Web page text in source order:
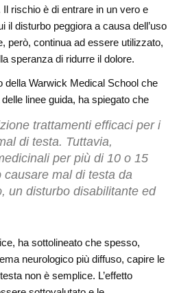
rischio è di entrare in un vero e
il disturbo peggiora a causa dell’uso
però, continua ad essere utilizzato,
speranza di ridurre il dolore.
della Warwick Medical School che
linee guida, ha spiegato che
trattamenti efficaci per i
di testa. Tuttavia,
per più di 10 o 15
causare mal di testa da
un disturbo disabilitante ed
ha sottolineato che spesso,
neurologico più diffuso, capire le
non è semplice. L’effetto